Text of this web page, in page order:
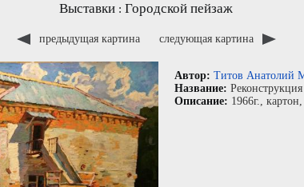
Выставки : Городской пейзаж
предыдущая картина следующая картина
Автор: Титов Анатолий
Название:
Описание: 1966г., картон,